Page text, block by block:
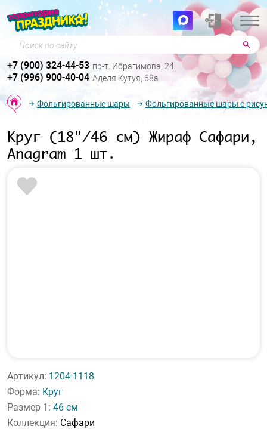
Поиск по сайту
+7 (900) 324-44-53 пр-т. Ибрагимова, 24
+7 (996) 900-40-04 Аделя Кутуя, 68а
Фольгированные шары Фольгированные шары с
Круг (18"/46 см) Жираф Сафари,
Anagram 1 шт.
Артикул: 1204-1118
Форма: Круг
Размер 1: 46 см
Коллекция: Сафари